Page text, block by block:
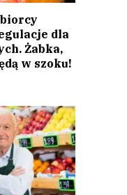
dla
Żabka,
w szoku!